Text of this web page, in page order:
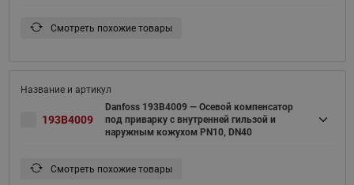
Смотреть похожие товары
193B4009
Danfoss 193B4009 — Осевой компенсатор
под приварку с внутренней гильзой и
наружным кожухом PN10, DN40
Смотреть похожие товары